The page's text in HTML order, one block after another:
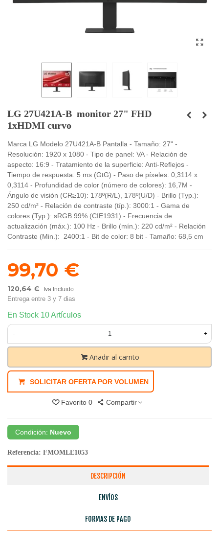
LG 27U421A-B monitor 27" FHD
1xHDMI curvo
Marca LG Modelo 27U421A-B Pantalla - Tamaño: 27" -
Resolución: 1920 x 1080 - Tipo de panel: VA - Relación de
aspecto: 16:9 - Tratamiento de la superficie: Anti-Reflejos -
Tiempo de respuesta: 5 ms (GtG) - Paso de píxeles: 0,3114 x
0,3114 - Profundidad de color (número de colores): 16,7M -
Ángulo de visión (CR≥10): 178º(R/L), 178º(U/D) - Brillo (Typ.):
250 cd/m² - Relación de contraste (típ.): 3000:1 - Gama de
colores (Typ.): sRGB 99% (CIE1931) - Frecuencia de
actualización (máx.): 100 Hz - Brillo (mín.): 220 cd/m² - Relación
Contraste (Min.): 2400:1 - Bit de color: 8 bit - Tamaño: 68,5 cm
99,70 €
120,64 € Iva Incluido
Entrega entre 3 y 7 dias
En Stock 10 Artículos
- +
Añadir al carrito
SOLICITAR OFERTA POR VOLUMEN
Favorito 0 Compartir
Condición: Nuevo
Referencia: FMOMLE1053
DESCRIPCIÓN
ENVÍOS
FORMAS DE PAGO